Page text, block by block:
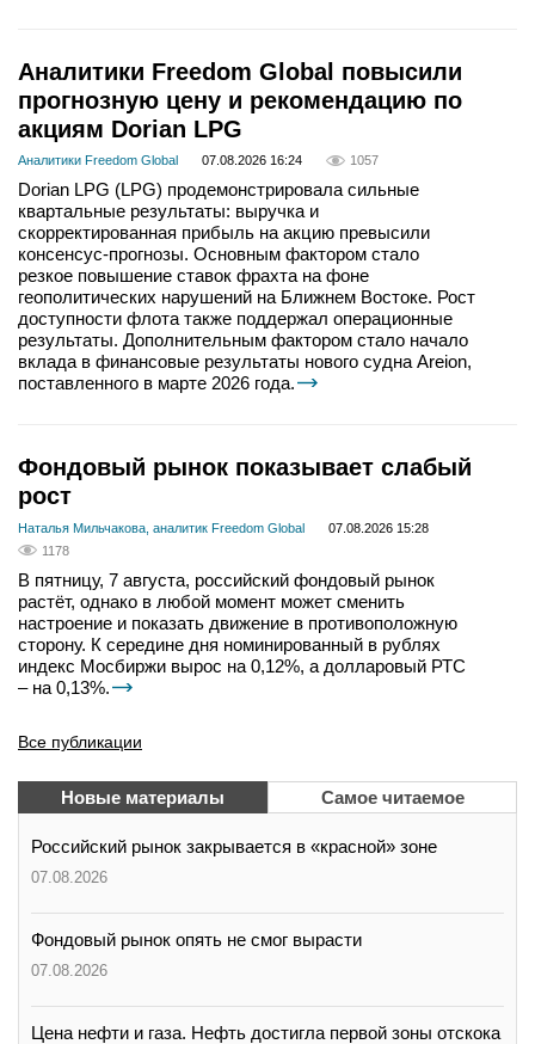
Аналитики Freedom Global повысили
прогнозную цену и рекомендацию по
акциям Dorian LPG
Аналитики Freedom Global 07.08.2026 16:24 1057
Dorian LPG (LPG) продемонстрировала сильные
квартальные результаты: выручка и
скорректированная прибыль на акцию превысили
консенсус-прогнозы. Основным фактором стало
резкое повышение ставок фрахта на фоне
геополитических нарушений на Ближнем Востоке. Рост
доступности флота также поддержал операционные
результаты. Дополнительным фактором стало начало
вклада в финансовые результаты нового судна Areion,
поставленного в марте 2026 года.
Фондовый рынок показывает слабый
рост
Наталья Мильчакова, аналитик Freedom Global
07.08.2026 15:28
1178
В пятницу, 7 августа, российский фондовый рынок
растёт, однако в любой момент может сменить
настроение и показать движение в противоположную
сторону. К середине дня номинированный в рублях
индекс Мосбиржи вырос на 0,12%, а долларовый РТС
– на 0,13%.
Все публикации
Новые материалы Самое читаемое
Российский рынок закрывается в «красной» зоне
07.08.2026
Фондовый рынок опять не смог вырасти
07.08.2026
Цена нефти и газа. Нефть достигла первой зоны отскока